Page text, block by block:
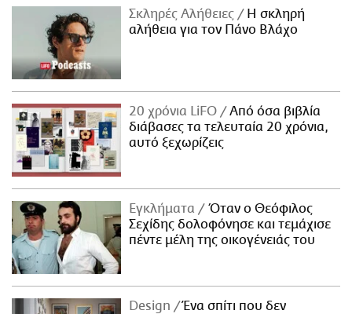
LIFO SHOP
NEWSLETTER
ΜΙΚΡΟΠΡΑΓΜΑΤΑ
THE GOOD LIFO
LIFOLAND
CITY GUIDE
ΑΜΠΑ
PRINT
Plus Σκληρές Αλήθειες
H σκληρή
αλήθεια για τον Πάνο Βλάχο
20 χρόνια LiFO
Από όσα βιβλία
διάβασες τα τελευταία 20 χρόνια,
αυτό ξεχωρίζεις
Εγκλήματα
Όταν ο Θεόφιλος
Σεχίδης δολοφόνησε και τεμάχισε
πέντε μέλη της οικογένειάς του
Design
Ένα σπίτι που δεν